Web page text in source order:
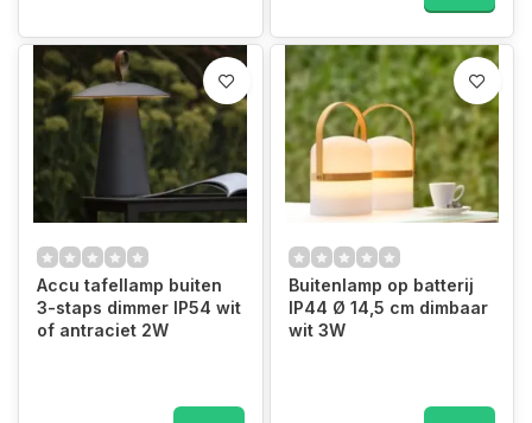
Accu tafellamp buiten
3-staps dimmer IP54 wit
of antraciet 2W
Buitenlamp op batterij
IP44 Ø 14,5 cm dimbaar
wit 3W